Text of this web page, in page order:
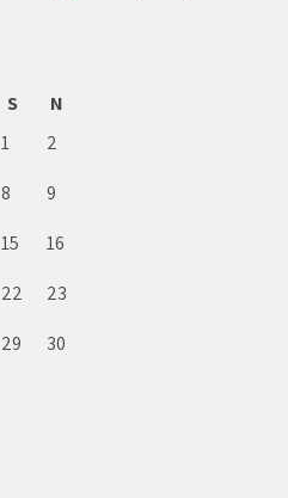
S
N
1
2
8
9
15
16
22
23
29
30